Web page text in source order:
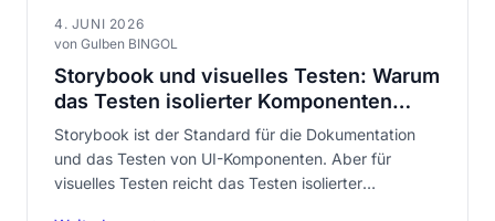
4. JUNI 2026
von Gulben BINGOL
Storybook und visuelles Testen: Warum
das Testen isolierter Komponenten
nicht ausreicht
Storybook ist der Standard für die Dokumentation
und das Testen von UI-Komponenten. Aber für
visuelles Testen reicht das Testen isolierter